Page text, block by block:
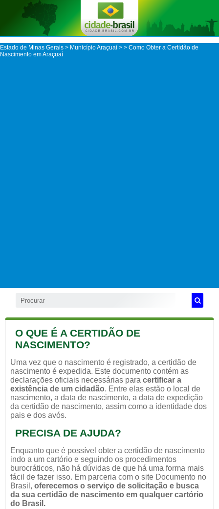
Estado de Minas Gerais > Município Araçuaí > > Como Obter a Certidão de
Nascimento em Araçuaí
O QUE É A CERTIDÃO DE
NASCIMENTO?
Uma vez que o nascimento é registrado, a certidão de
nascimento é expedida. Este documento contém as
declarações oficiais necessárias para certificar a
existência de um cidadão. Entre elas estão o local de
nascimento, a data de nascimento, a data de expedição
da certidão de nascimento, assim como a identidade dos
pais e dos avós.
PRECISA DE AJUDA?
Enquanto que é possível obter a certidão de nascimento
indo a um cartório e seguindo os procedimentos
burocráticos, não há dúvidas de que há uma forma mais
fácil de fazer isso. Em parceria com o site Documento no
Brasil, oferecemos o serviço de solicitação e busca
da sua certidão de nascimento em qualquer cartório
do Brasil.